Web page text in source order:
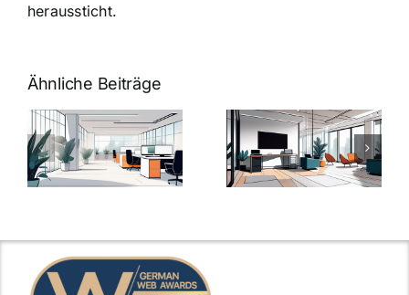
heraussticht.
Ähnliche Beiträge
Arbeitgeber-
Zusatzleistungen:
5
inspirierende
Warum
bei
Arbeitgebern